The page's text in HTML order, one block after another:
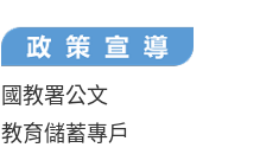
國教署公文
教育儲蓄專戶